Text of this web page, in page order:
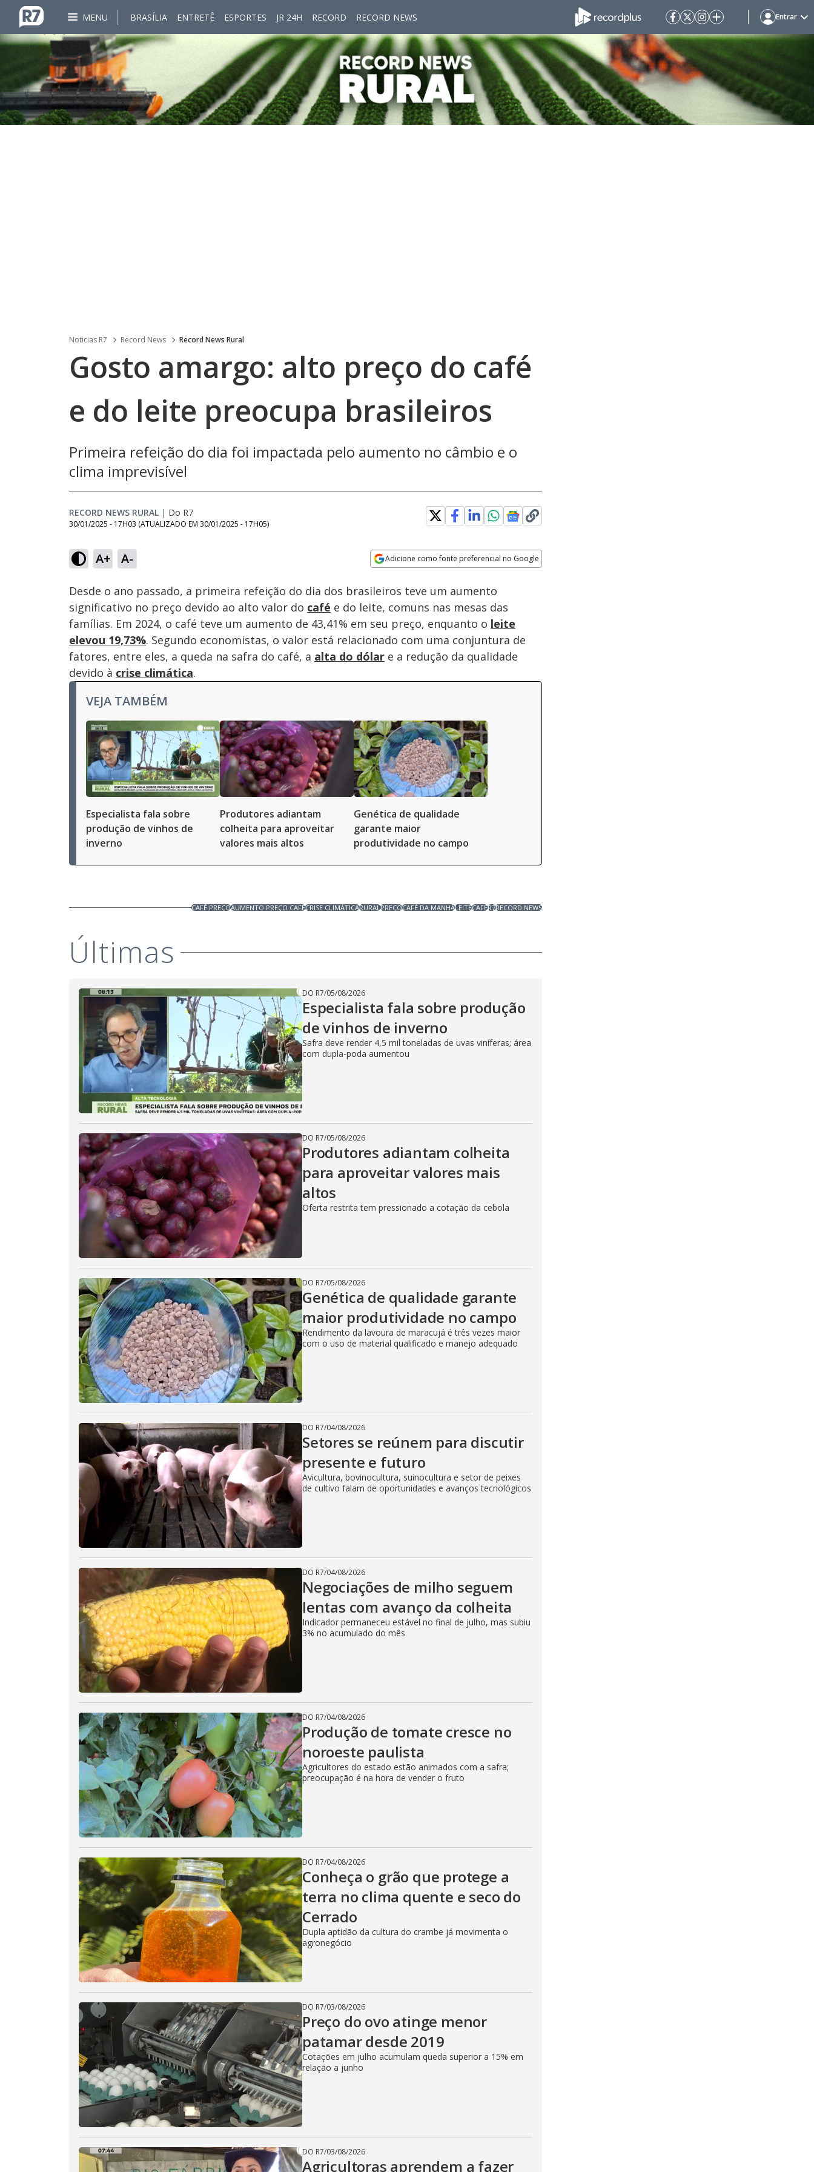
MENU BRASÍLIA ENTRETÊ ESPORTES JR 24H RECORD RECORD NEWS Entrar
Noticias R7 Record News Record News Rural
Gosto amargo: alto preço do café
e do leite preocupa brasileiros
Primeira refeição do dia foi impactada pelo aumento no câmbio e o
clima imprevisível
RECORD NEWS RURAL | Do R7
30/01/2025 - 17H03 (ATUALIZADO EM 30/01/2025 - 17H05)
A+ A- Adicione como fonte preferencial no Google
Ativar
Som
Velocidade
Desde o ano passado, a primeira refeição do dia dos brasileiros teve um aumento
significativo no preço devido ao alto valor do café e do leite, comuns nas mesas das
famílias. Em 2024, o café teve um aumento de 43,41% em seu preço, enquanto o leite
elevou 19,73%. Segundo economistas, o valor está relacionado com uma conjuntura de
fatores, entre eles, a queda na safra do café, a alta do dólar e a redução da qualidade
devido à crise climática.
VEJA TAMBÉM
Especialista fala sobre
produção de vinhos de
inverno
Produtores adiantam
colheita para aproveitar
valores mais altos
Genética de qualidade
garante maior
produtividade no campo
CAFÉ PREÇOAUMENTO PREÇO CAFÉCRISE CLIMÁTICARURALPREÇOCAFÉ DA MANHÃLEITECAFÉR7RECORD NEWS
Últimas
DO R7/05/08/2026
Especialista fala sobre produção
de vinhos de inverno
Safra deve render 4,5 mil toneladas de uvas viníferas; área
com dupla-poda aumentou
DO R7/05/08/2026
Produtores adiantam colheita
para aproveitar valores mais
altos
Oferta restrita tem pressionado a cotação da cebola
DO R7/05/08/2026
Genética de qualidade garante
maior produtividade no campo
Rendimento da lavoura de maracujá é três vezes maior
com o uso de material qualificado e manejo adequado
DO R7/04/08/2026
Setores se reúnem para discutir
presente e futuro
Avicultura, bovinocultura, suinocultura e setor de peixes
de cultivo falam de oportunidades e avanços tecnológicos
DO R7/04/08/2026
Negociações de milho seguem
lentas com avanço da colheita
Indicador permaneceu estável no final de julho, mas subiu
3% no acumulado do mês
DO R7/04/08/2026
Produção de tomate cresce no
noroeste paulista
Agricultores do estado estão animados com a safra;
preocupação é na hora de vender o fruto
DO R7/04/08/2026
Conheça o grão que protege a
terra no clima quente e seco do
Cerrado
Dupla aptidão da cultura do crambe já movimenta o
agronegócio
DO R7/03/08/2026
Preço do ovo atinge menor
patamar desde 2019
Cotações em julho acumulam queda superior a 15% em
relação a junho
DO R7/03/08/2026
Agricultoras aprendem a fazer